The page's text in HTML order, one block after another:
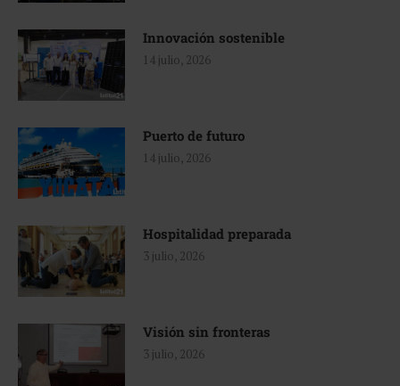
Innovación sostenible
14 julio, 2026
Puerto de futuro
14 julio, 2026
Hospitalidad preparada
3 julio, 2026
Visión sin fronteras
3 julio, 2026